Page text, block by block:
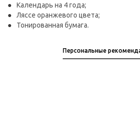
Календарь на 4 года;
Ляссе оранжевого цвета;
Тонированная бумага.
Персональные